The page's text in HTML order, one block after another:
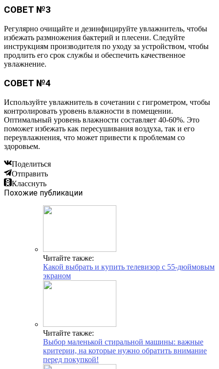
СОВЕТ №3
Регулярно очищайте и дезинфицируйте увлажнитель, чтобы
избежать размножения бактерий и плесени. Следуйте
инструкциям производителя по уходу за устройством, чтобы
продлить его срок службы и обеспечить качественное
увлажнение.
СОВЕТ №4
Используйте увлажнитель в сочетании с гигрометром, чтобы
контролировать уровень влажности в помещении.
Оптимальный уровень влажности составляет 40-60%. Это
поможет избежать как пересушивания воздуха, так и его
переувлажнения, что может привести к проблемам со
здоровьем.
Поделиться
Отправить
Класснуть
Похожие публикации
Читайте также:
Какой выбрать и купить телевизор с 55-дюймовым
экраном
Читайте также:
Выбор маленькой стиральной машины: важные
критерии, на которые нужно обратить внимание
перед покупкой!